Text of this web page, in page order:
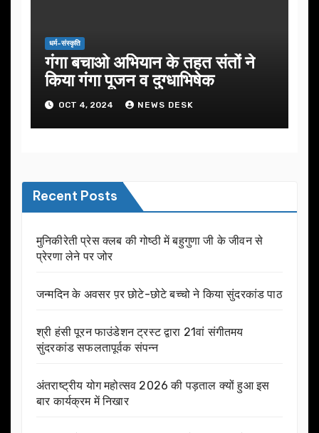
धर्म-संस्कृति
गंगा बचाओ अभियान के तहत संतों ने
किया गंगा पूजन व दुग्धाभिषेक
OCT 4, 2024 NEWS DESK
Recent Posts
मुनिकीरेती प्रेस क्लब की गोष्ठी में बहुगुणा जी के जीवन से
प्रेरणा लेने पर जोर
जन्मदिन के अवसर प़र छोटे-छोटे बच्चो ने किया सुंदरकांड पाठ
श्री हंसी पूरन फाउंडेशन ट्रस्ट द्वारा 21वां संगीतमय
सुंदरकांड सफलतापूर्वक संपन्न
अंतराष्ट्रीय योग महोत्सव 2026 की पड़ताल क्यों हुआ इस
बार कार्यक्रम में निखार